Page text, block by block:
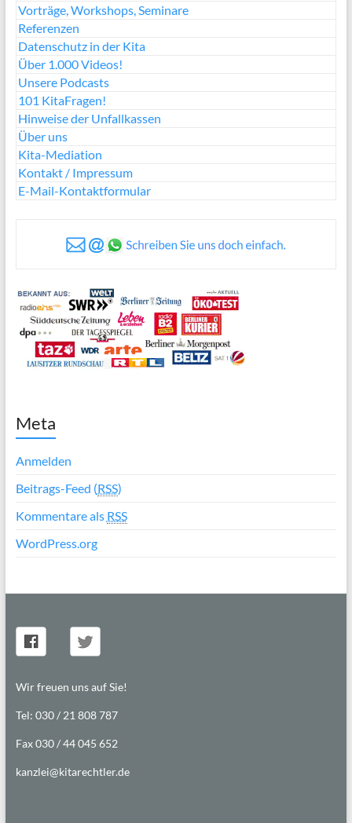
Vorträge, Workshops, Seminare
Referenzen
Datenschutz in der Kita
Über 1.000 Videos!
Unsere Podcasts
101 KitaFragen!
Hinweise der Unfallkassen
Über uns
Kita-Mediation
Kontakt / Impressum
E-Mail-Kontaktformular
Meta
Anmelden
Beitrags-Feed (RSS)
Kommentare als RSS
WordPress.org
Wir freuen uns auf Sie!
Tel: 030 / 21 808 787
Fax 030 / 44 045 652
kanzlei@kitarechtler.de